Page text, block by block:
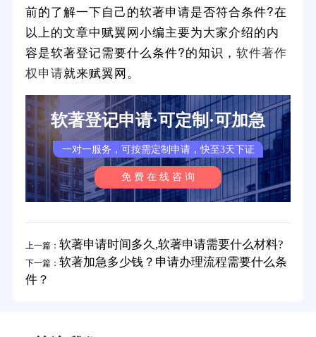
前的了解一下自己的软著申请是否符合条件?在
以上的文章中赋翼网小编主要为大家介绍的内
容是软著登记需要什么条件?的知识， 软件著作
权申请就来赋翼网。
软著登记申请·可定制·可加急
一对一服务，可按需定制申请，快至3天下证
免 费 在 线 咨 询
上一篇： 软著申请时间多久,软著申请需要什么材料?
下一篇： 软著加急多少钱？申请办理流程需要什么条
件？